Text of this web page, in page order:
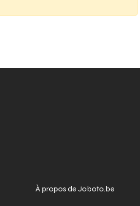
À propos de Joboto.be